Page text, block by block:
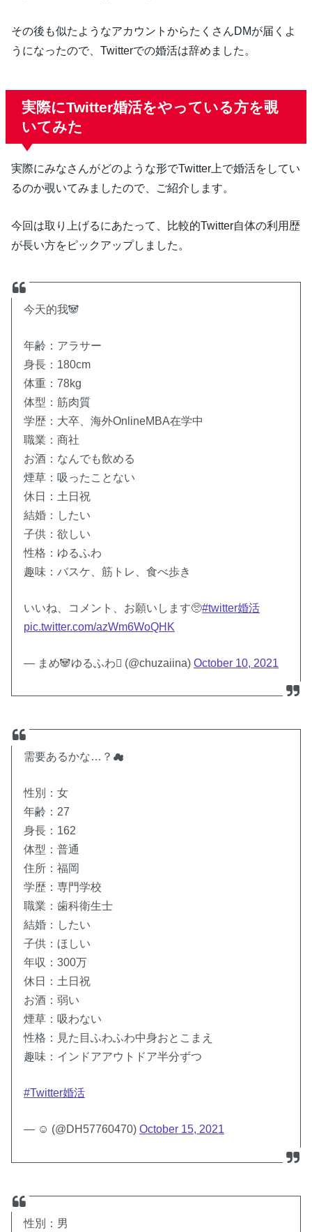
その後も似たようなアカウントからたくさんDMが届くよ
うになったので、Twitterでの婚活は辞めました。
実際にTwitter婚活をやっている方を覗
いてみた
実際にみなさんがどのような形でTwitter上で婚活をしてい
るのか覗いてみましたので、ご紹介します。
今回は取り上げるにあたって、比較的Twitter自体の利用歴
が長い方をピックアップしました。
今天的我🐼
年齢：アラサー
身長：180cm
体重：78kg
体型：筋肉質
学歴：大卒、海外OnlineMBA在学中
職業：商社
お酒：なんでも飲める
煙草：吸ったことない
休日：土日祝
結婚：したい
子供：欲しい
性格：ゆるふわ
趣味：バスケ、筋トレ、食べ歩き
いいね、コメント、お願いします🥺#twitter婚活
pic.twitter.com/azWm6WoQHK
— まめ🐼ゆるふわ (@chuzaiina)October 10, 2021
需要あるかな…？☁
性別：女
年齢：27
身長：162
体型：普通
住所：福岡
学歴：専門学校
職業：歯科衛生士
結婚：したい
子供：ほしい
年収：300万
休日：土日祝
お酒：弱い
煙草：吸わない
性格：見た目ふわふわ中身おとこまえ
趣味：インドアアウトドア半分ずつ
#Twitter婚活
— ☺︎︎ (@DH57760470)October 15, 2021
性別：男